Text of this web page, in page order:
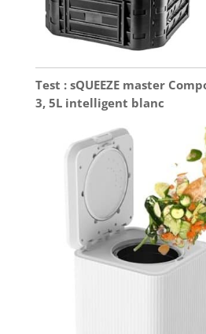
Test : sQUEEZE master
3, 5L intelligent blanc